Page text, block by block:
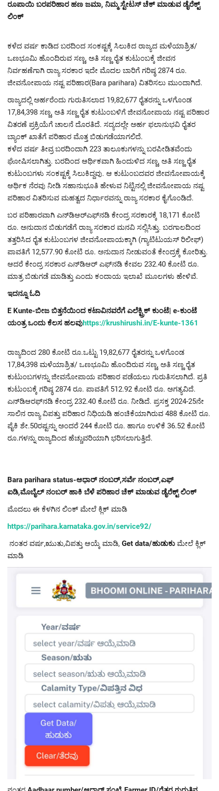
ರೂಪಾಯಿ ಬರಪರಿಹಾರ ಹಣ ಜಮಾ, ನಿಮ್ಮ ಸ್ಟೇಟಸ್ ಚೆಕ್ ಮಾಡುವ ಡೈರೆಕ್ಟ್
ಲಿಂಕ್
ಕಳೆದ ವರ್ಷ ಕಾಡಿದ ಬರದಿಂದ ಸಂಕಷ್ಟಕ್ಕೆ ಸಿಲುಕಿದ ರಾಜ್ಯದ ಮಳೆಯಾಶ್ರಿತ/
ಒಣಭೂಮಿ ಹೊಂದಿರುವ ಸಣ್ಣ, ಅತಿ ಸಣ್ಣ ರೈತ ಕುಟುಂಬಕ್ಕೆ ಜೀವನ
ನಿರ್ವಹಣೆಗಾಗಿ ರಾಜ್ಯ ಸರಕಾರ ಇದೇ ಮೊದಲ ಬಾರಿಗೆ ಗರಿಷ್ಠ 2874 ರೂ.
ಜೀವನೋಪಾಯ ನಷ್ಟ ಪರಿಹಾರ(Bara parihara) ವಿತರಿಸಲು ಮುಂದಾಗಿದೆ.
ರಾಜ್ಯದಲ್ಲಿ ಅರ್ಹರೆಂದು ಗುರುತಿಸಲಾದ 19,82,677 ರೈತರನ್ನು ಒಳಗೊಂಡ
17,84,398 ಸಣ್ಣ, ಅತಿ ಸಣ್ಣ ರೈತ ಕುಟುಂಬಳಿಗೆ ಜೀವನೋಪಾಯ ನಷ್ಟ ಪರಿಹಾರ
ವಿತರಣೆ ಪ್ರಕ್ರಿಯೆಗೆ ಚಾಲನೆ ದೊರತಿದೆ. ಸದ್ಯದಲ್ಲೇ ಅರ್ಹ ಫಲಾನುಭವಿ ರೈತರ
ಬ್ಯಾಂಕ್ ಖಾತೆಗೆ ಪರಿಹಾರ ಮೊತ್ತ ಬಿಡುಗಡೆಯಾಗಲಿದೆ.
ಕಳೆದ ವರ್ಷ ತೀವ್ರ ಬರದಿಂದಾಗಿ 223 ತಾಲೂಕುಗಳನ್ನು ಬರಪೀಡಿತವೆಂದು
ಘೋಷಿಸಲಾಗಿತ್ತು. ಬರದಿಂದ ಆರ್ಥಿಕವಾಗಿ ಹಿಂದುಳಿದ ಸಣ್ಣ, ಅತಿ ಸಣ್ಣ ರೈತ
ಕುಟುಂಬಗಳು ಸಂಕಷ್ಟಕ್ಕೆ ಸಿಲುಕಿದ್ದವು. ಆ ಕುಟುಂಬದವರ ಜೀವನೋಪಾಯಕ್ಕೆ
ಆರ್ಥಿಕ ನೆರವು ನೀಡಿ ಸಹಾನುಭೂತಿ ಹೇಳುವ ನಿಟ್ಟಿನಲ್ಲಿ ಜೀವನೋಪಾಯ ನಷ್ಟ
ಪರಿಹಾರ ವಿತರಿಸುವ ಮಹತ್ವದ ನಿರ್ಧಾರವನ್ನು ರಾಜ್ಯ ಸರಕಾರ ಕೈಗೊಂಡಿದೆ.
ಬರ ಪರಿಹಾರವಾಗಿ ಎನ್‌ಡಿಆರ್‌ಎಫ್‌ನಡಿ ಕೇಂದ್ರ ಸರಕಾರಕ್ಕೆ 18,171 ಕೋಟಿ
ರೂ. ಅನುದಾನ ಬಿಡುಗಡೆಗೆ ರಾಜ್ಯ ಸರಕಾರ ಮನವಿ ಸಲ್ಲಿಸಿತ್ತು. ಬರಗಾಲದಿಂದ
ತತ್ತರಿಸಿದ ರೈತ ಕುಟುಂಬಗಳ ಜೀವನೋಪಾಯಕ್ಕಾಗಿ (ಗ್ಯಾಟಿಟುಯಸ್ ರಿಲೀಫ್)
ಪಾವತಿಗೆ 12,577.90 ಕೋಟಿ ರೂ. ಅನುದಾನ ನೀಡುವಂತೆ ಕೇಂದ್ರಕ್ಕೆ ಕೋರಿತ್ತು.
ಆದರೆ ಕೇಂದ್ರ ಸರಕಾರ ಎನ್‌ಡಿಆರ್ ಎಫ್‌ನಡಿ ಕೇವಲ 232.40 ಕೋಟಿ ರೂ.
ಮಾತ್ರ ಬಿಡುಗಡೆ ಮಾಡಿತ್ತು ಎಂದು ಕಂದಾಯ ಇಲಾಖೆ ಮೂಲಗಳು ಹೇಳಿವೆ.
ಇದನ್ನೂ ಓದಿ
E Kunte-ಬೀಜ ಬಿತ್ತನೆಯಿಂದ ಕಟಾವಿನವರೆಗೆ ಎಲೆಕ್ಟ್ರಿಕ್ ಕುಂಟೆ| e-ಕುಂಟೆ
ಯಂತ್ರ ಒಂದು ಕೆಲಸ ಹಲವುhttps://krushirushi.in/E-kunte-1361
ರಾಜ್ಯದಿಂದ 280 ಕೋಟಿ ರೂ.ಒಟ್ಟು 19,82,677 ರೈತರನ್ನು ಒಳಗೊಂಡ
17,84,398 ಮಳೆಯಾಶ್ರಿತ/ ಒಣಭೂಮಿ ಹೊಂದಿರುವ ಸಣ್ಣ, ಅತಿ ಸಣ್ಣ ರೈತ
ಕುಟುಂಬಗಳನ್ನು ಜೀವನೋಪಾಯ ಪರಿಹಾರ ಪಡೆಯಲು ಗುರುತಿಸಲಾಗಿದೆ. ಪ್ರತಿ
ಕುಟುಂಬಕ್ಕೆ ಗರಿಷ್ಠ 2874 ರೂ. ಪಾವತಿಗೆ 512.92 ಕೋಟಿ ರೂ. ಅಗತ್ಯವಿದೆ.
ಎನ್‌ಡಿಆರಫ್‌ನಡಿ ಕೇಂದ್ರ 232.40 ಕೋಟಿ ರೂ. ನೀಡಿದೆ. ಪ್ರಸಕ್ತ 2024-25ನೇ
ಸಾಲಿನ ರಾಜ್ಯ ವಿಪತ್ತು ಪರಿಹಾರ ನಿಧಿಯಡಿ ಹಂಚಿಕೆಯಾಗಿರುವ 488 ಕೋಟಿ ರೂ.
ಪೈಕಿ ಶೇ.50ರಷ್ಟನ್ನು ಅಂದರೆ 244 ಕೋಟಿ ರೂ. ಹಾಗೂ ಉಳಿಕೆ 36.52 ಕೋಟಿ
ರೂ.ಗಳನ್ನು ರಾಜ್ಯದಿಂದ ಹೆಚ್ಚುವರಿಯಾಗಿ ಭರಿಸಲಾಗುತ್ತಿದೆ.
Bara parihara status-ಆಧಾರ್ ನಂಬರ್,ಸರ್ವೆ ನಂಬರ್,ಎಫ್
ಐಡಿ,ಮೊಬೈಲ್ ನಂಬರ್ ಹಾಕಿ ಬೆಳೆ ಪರಿಹಾರ ಚೆಕ್ ಮಾಡುವ ಡೈರೆಕ್ಟ್ ಲಿಂಕ್
ಮೊದಲು ಈ ಕೆಳಗಿನ ಲಿಂಕ್ ಮೇಲೆ ಕ್ಲಿಕ್ ಮಾಡಿ
https://parihara.karnataka.gov.in/service92/
ನಂತರ ವರ್ಷ,ಋುತು,ವಿಪತ್ತು ಆಯ್ಕೆ ಮಾಡಿ, Get data/ಹುಡುಕು ಮೇಲೆ ಕ್ಲಿಕ್
ಮಾಡಿ